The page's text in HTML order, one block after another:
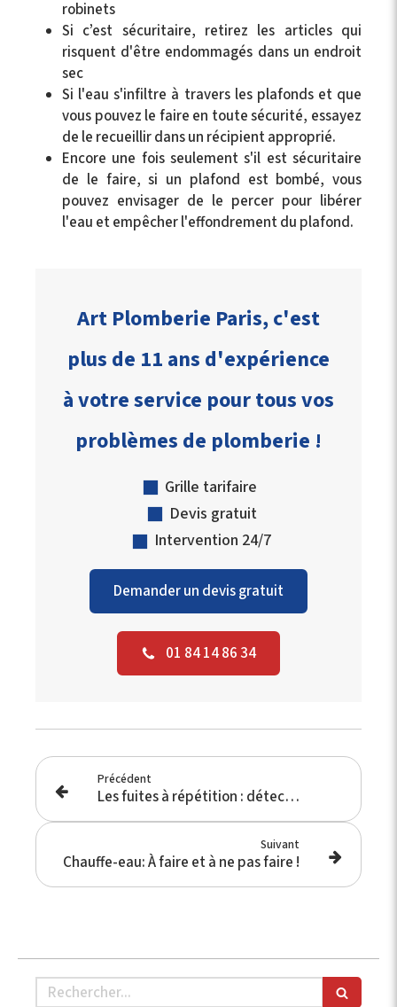
robinets
Si c’est sécuritaire, retirez les articles qui
risquent d'être endommagés dans un endroit
sec
Si l'eau s'infiltre à travers les plafonds et que
vous pouvez le faire en toute sécurité, essayez
de le recueillir dans un récipient approprié.
Encore une fois seulement s'il est sécuritaire
de le faire, si un plafond est bombé, vous
pouvez envisager de le percer pour libérer
l'eau et empêcher l'effondrement du plafond.
Art Plomberie Paris, c'est
plus de 11 ans d'expérience
à votre service pour tous vos
problèmes de plomberie !
Grille tarifaire
Devis gratuit
Intervention 24/7
Demander un devis gratuit
01 84 14 86 34
Précédent
Les fuites à répétition : détecter les risques
Suivant
Chauffe-eau: À faire et à ne pas faire !
Rechercher